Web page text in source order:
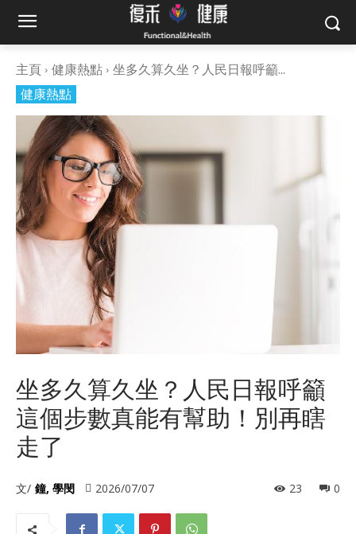
主頁 健康熱點 坐多久算久坐？人民日報呼籲...
健康熱點
坐多久算久坐？人民日報呼籲
這個步數真能有幫助！別再瞎
走了
文/ 鐘, 學閔 2026/07/07 0
23